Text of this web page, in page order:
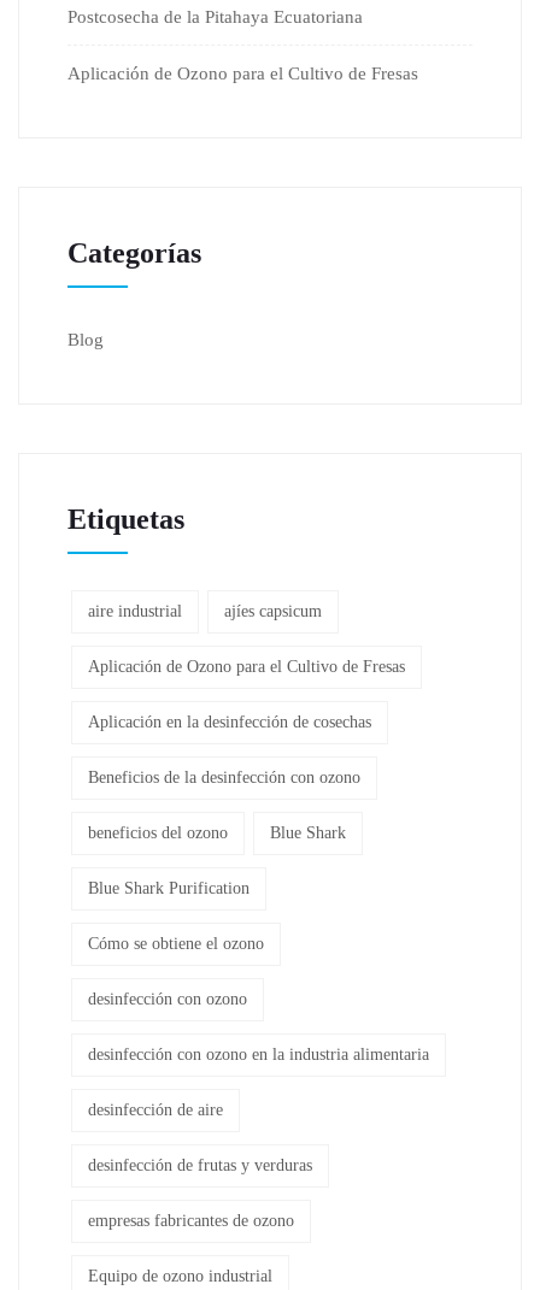
Postcosecha de la Pitahaya Ecuatoriana
Aplicación de Ozono para el Cultivo de Fresas
Categorías
Blog
Etiquetas
aire industrial ajíes capsicum
Aplicación de Ozono para el Cultivo de Fresas
Aplicación en la desinfección de cosechas
Beneficios de la desinfección con ozono
beneficios del ozono Blue Shark
Blue Shark Purification
Cómo se obtiene el ozono
desinfección con ozono
desinfección con ozono en la industria alimentaria
desinfección de aire
desinfección de frutas y verduras
empresas fabricantes de ozono
Equipo de ozono industrial